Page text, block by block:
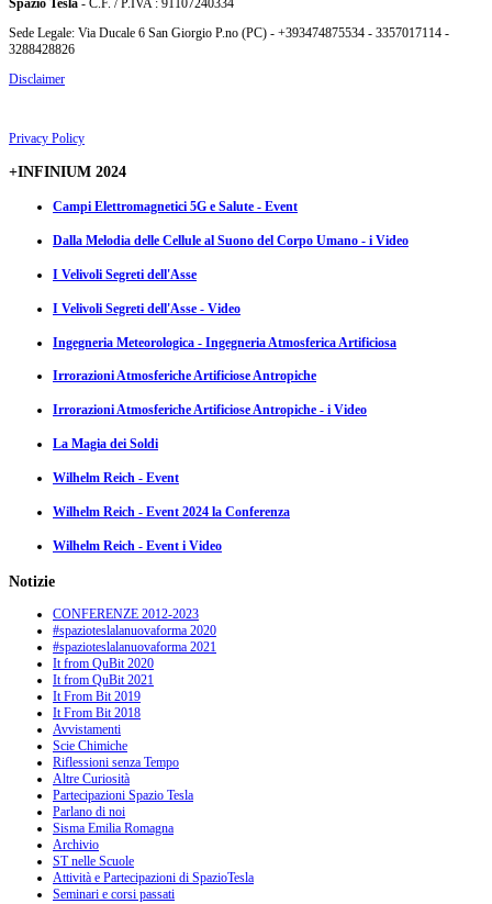
Sede Legale: Via Ducale 6 San Giorgio P.no (PC) - +393474875534 - 3357017114 -
3288428826
Disclaimer
Privacy Policy
+INFINIUM 2024
Campi Elettromagnetici 5G e Salute - Event
Dalla Melodia delle Cellule al Suono del Corpo Umano - i Video
I Velivoli Segreti dell'Asse
I Velivoli Segreti dell'Asse - Video
Ingegneria Meteorologica - Ingegneria Atmosferica Artificiosa
Irrorazioni Atmosferiche Artificiose Antropiche
Irrorazioni Atmosferiche Artificiose Antropiche - i Video
La Magia dei Soldi
Wilhelm Reich - Event
Wilhelm Reich - Event 2024 la Conferenza
Wilhelm Reich - Event i Video
Notizie
CONFERENZE 2012-2023
#spazioteslalanuovaforma 2020
#spazioteslalanuovaforma 2021
It from QuBit 2020
It from QuBit 2021
It From Bit 2019
It From Bit 2018
Avvistamenti
Scie Chimiche
Riflessioni senza Tempo
Altre Curiosità
Partecipazioni Spazio Tesla
Parlano di noi
Sisma Emilia Romagna
Archivio
ST nelle Scuole
Attività e Partecipazioni di SpazioTesla
Seminari e corsi passati